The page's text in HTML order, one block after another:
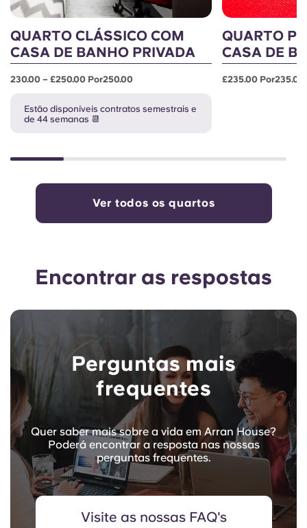
QUARTO CLÁSSICO COM
CASA DE BANHO PRIVADA
230.00 – £250.00 Por250.00
Estão disponíveis contratos semestrais e
de 44 semanas 📆
QUARTO
CASA DE
£235.00 Por235.00
Ver todos os quartos
Encontrar as respostas
Perguntas mais
frequentes
Quer saber mais sobre a vida em Arran House?
Poderá encontrar a resposta nas nossas
perguntas frequentes.
Visite as nossas FAQ's